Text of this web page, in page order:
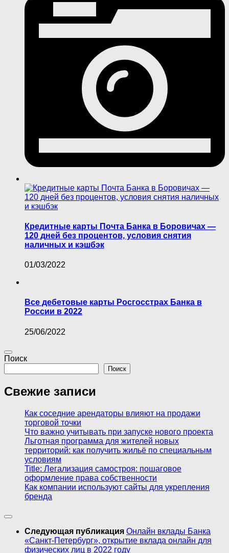
Кредитные карты Почта Банка в Боровичах —
120 дней без процентов, условия снятия
наличных и кэшбэк
01/03/2022
Все дебетовые карты Росгосстрах Банка в
России в 2022
25/06/2022
Поиск
Поиск
Свежие записи
Как соседние арендаторы влияют на продажи
торговой точки
Что важно учитывать при запуске нового проекта
Льготная программа для жителей новых
территорий: как получить жильё по специальным
условиям
Title: Легализация самостроя: пошаговое
оформление права собственности
Как компании используют сайты для укрепления
бренда
Следующая публикация Онлайн вклады Банка
«Санкт-Петербург», открытие вклада онлайн для
физических лиц в 2022 году